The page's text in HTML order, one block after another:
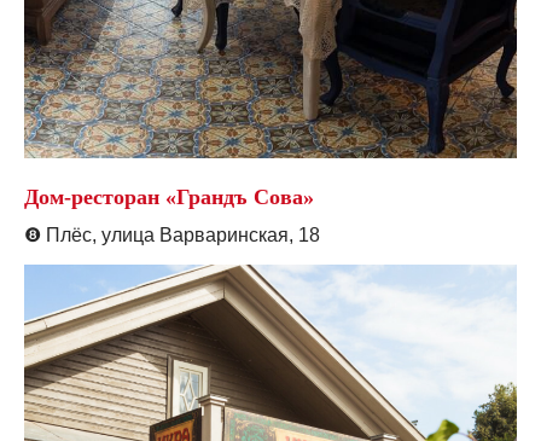
Дом-ресторан «Грандъ Сова»
❽ Плёс, улица Варваринская, 18